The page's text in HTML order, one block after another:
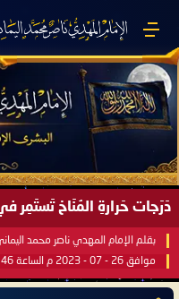
بقلم الإمام المهدي ناصر محمد اليماني يوم 08 - محرم
موافق 26 - 07 - 2023 م الساعة 07:46 صباحًا بحسب التقويم الرسمي لأمّ القُرى